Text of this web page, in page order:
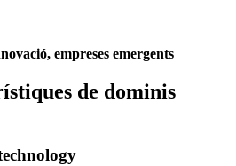
empreses emergents
de dominis